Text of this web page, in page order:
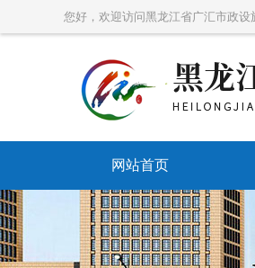
您好，欢迎访问黑龙江省广汇市政设
网站首页